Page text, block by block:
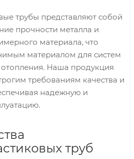
трубы представляют собой
прочности металла и
материала, что
материалом для систем
Наша продукция
требованиям качества и
надежную и
труб